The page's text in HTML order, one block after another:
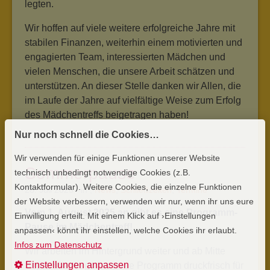
legten.
Wir hoffen auf viele weitere erfolgreiche Jahre mit
stabilen Finanzen, weiterhin einem motivierten und
engagierten Team, interessierten Mädchen und
vielen Menschen, die unsere Arbeit schätzen und
unterstützen. An dieser Stelle danken wir Allen, die
im Laufe der Jahre auf vielfältige Weise zum Erfolg
des Mädchentreffs beigetragen haben!
Sommerpause
28. Juli 2025 in,News,Schließzeiten,Termine
Vom 1. August 2025 an gibt es eine Programm-
Pause im Mädchentreff!
Wir arbeiten im Hintergrund weiter und ab Mitte
September liegt das neue Programm druckfrisch für
Nur noch schnell die Cookies…
Wir verwenden für einige Funktionen unserer Website
technisch unbedingt notwendige Cookies (z.B.
Kontaktformular). Weitere Cookies, die einzelne Funktionen
der Website verbessern, verwenden wir nur, wenn ihr uns eure
Einwilligung erteilt. Mit einem Klick auf ›Einstellungen
anpassen‹ könnt ihr einstellen, welche Cookies ihr erlaubt.
Infos zum Datenschutz
Einstellungen anpassen